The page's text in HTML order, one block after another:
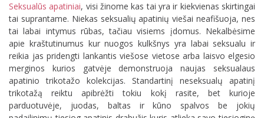
Seksualūs apatiniai, visi žinome kas tai yra ir kiekvienas skirtingai
tai suprantame. Niekas seksualių apatinių viešai neafišuoja, nes
tai labai intymus rūbas, tačiau visiems įdomus. Nekalbėsime
apie kraštutinumus kur nuogos kulkšnys yra labai seksualu ir
reikia jas pridengti lankantis viešose vietose arba laisvo elgesio
merginos kurios gatvėje demonstruoja naujas seksualaus
apatinio trikotažo kolekcijas. Standartinį neseksualų apatinį
trikotažą reiktu apibrėžti tokiu kokį rasite, bet kurioje
parduotuvėje, juodas, baltas ir kūno spalvos be jokių